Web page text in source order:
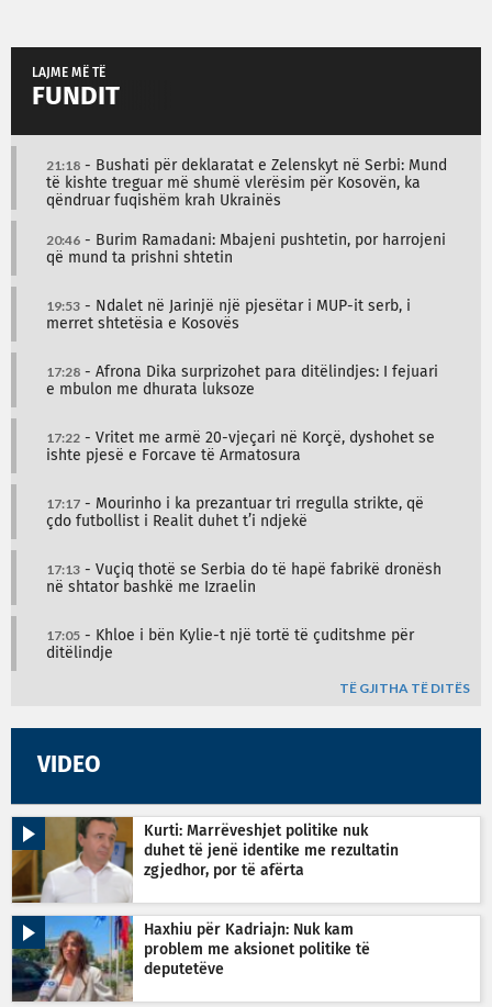
LAJME MË TË
FUNDIT
21:18 - Bushati për deklaratat e Zelenskyt në Serbi: Mund
të kishte treguar më shumë vlerësim për Kosovën, ka
qëndruar fuqishëm krah Ukrainës
20:46 - Burim Ramadani: Mbajeni pushtetin, por harrojeni
që mund ta prishni shtetin
19:53 - Ndalet në Jarinjë një pjesëtar i MUP-it serb, i
merret shtetësia e Kosovës
17:28 - Afrona Dika surprizohet para ditëlindjes: I fejuari
e mbulon me dhurata luksoze
17:22 - Vritet me armë 20-vjeçari në Korçë, dyshohet se
ishte pjesë e Forcave të Armatosura
17:17 - Mourinho i ka prezantuar tri rregulla strikte, që
çdo futbollist i Realit duhet t’i ndjekë
17:13 - Vuçiq thotë se Serbia do të hapë fabrikë dronësh
në shtator bashkë me Izraelin
17:05 - Khloe i bën Kylie-t një tortë të çuditshme për
ditëlindje
TË GJITHA TË DITËS
VIDEO
Kurti: Marrëveshjet politike nuk
duhet të jenë identike me rezultatin
zgjedhor, por të afërta
Haxhiu për Kadriajn: Nuk kam
problem me aksionet politike të
deputetëve